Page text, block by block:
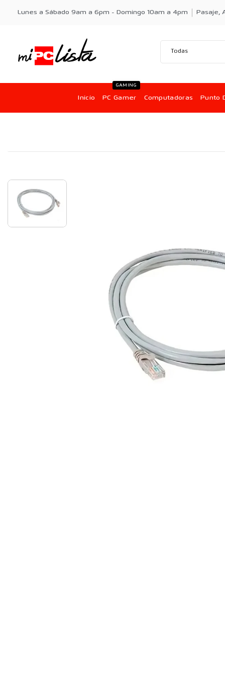
Lunes a Sábado 9am a 6pm - Domingo 10am a 4pm Pasaje,
Inicio PC Gamer
GAMING
Computadoras Punto